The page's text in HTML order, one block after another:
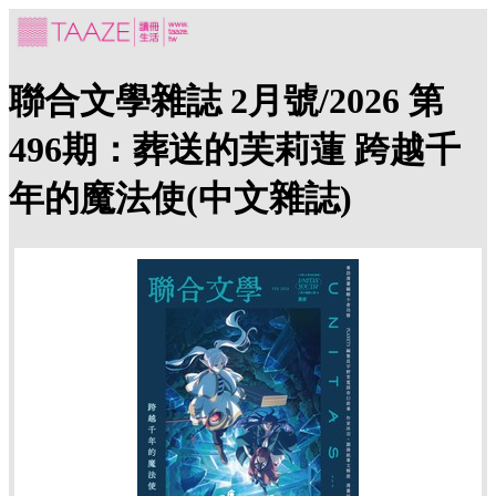
聯合文學雜誌 2月號/2026 第
496期：葬送的芙莉蓮 跨越千
年的魔法使(中文雜誌)